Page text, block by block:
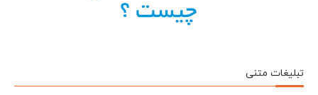
تبلیغات متنی